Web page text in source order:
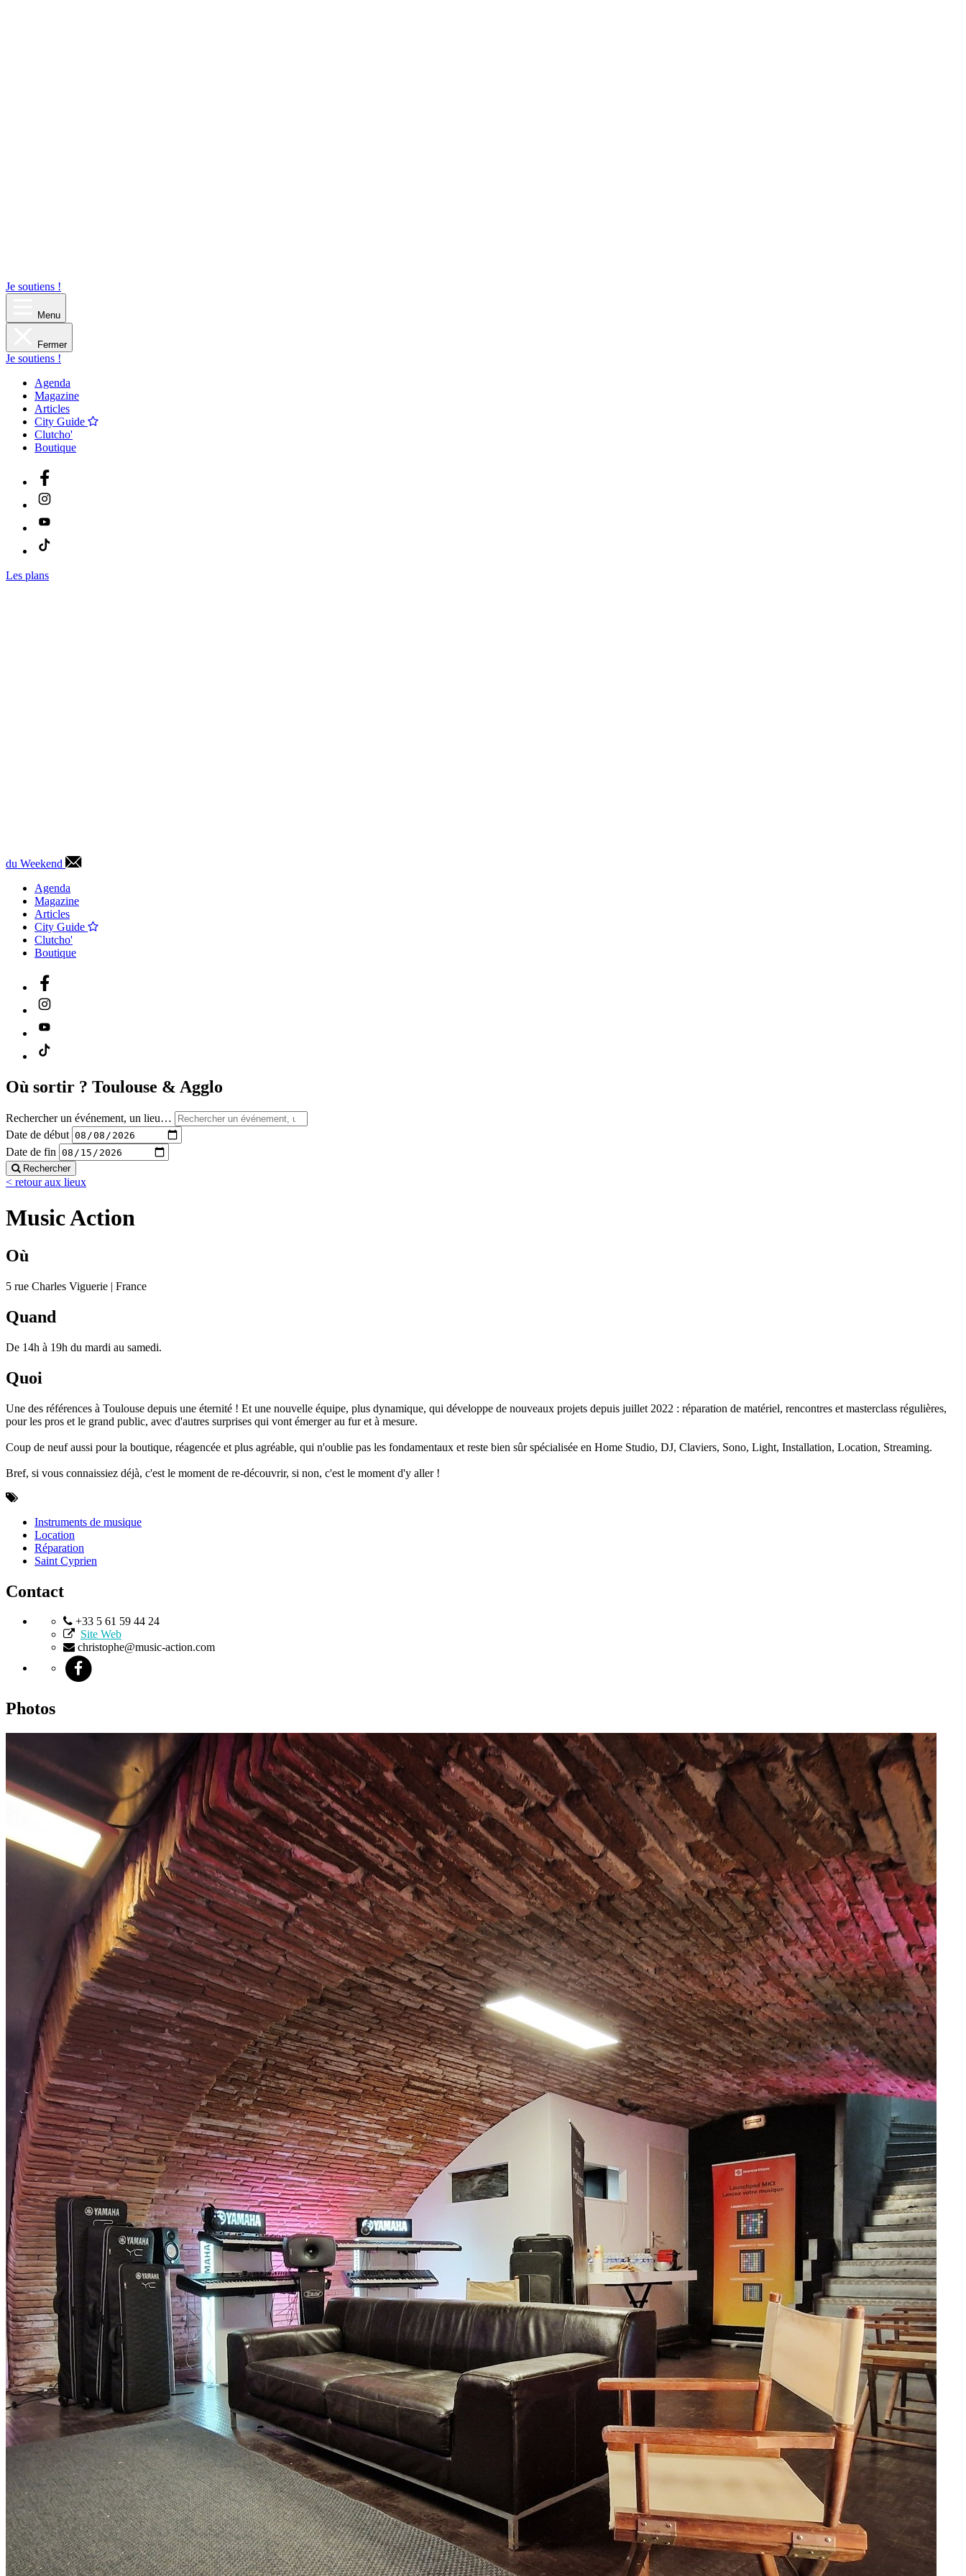
Je soutiens !
Menu
Fermer
Je soutiens !
Agenda
Magazine
Articles
City Guide
Clutcho'
Boutique
Les plans
du Weekend
Agenda
Magazine
Articles
City Guide
Clutcho'
Boutique
Où sortir ? Toulouse & Agglo
Rechercher un événement, un lieu…
Date de début
Date de fin
Rechercher
< retour aux lieux
Music Action
Où
5 rue Charles Viguerie | France
Quand
De 14h à 19h du mardi au samedi.
Quoi
Une des références à Toulouse depuis une éternité ! Et une nouvelle équipe, plus dynamique, qui développe de nouveaux projets depuis juillet 2022 : réparation de matériel, rencontres et masterclass régulières,
pour les pros et le grand public, avec d'autres surprises qui vont émerger au fur et à mesure.
Coup de neuf aussi pour la boutique, réagencée et plus agréable, qui n'oublie pas les fondamentaux et reste bien sûr spécialisée en Home Studio, DJ, Claviers, Sono, Light, Installation, Location, Streaming.
Bref, si vous connaissiez déjà, c'est le moment de re-découvrir, si non, c'est le moment d'y aller !
Instruments de musique
Location
Réparation
Saint Cyprien
Contact
+33 5 61 59 44 24
Site Web
christophe@music-action.com
Photos